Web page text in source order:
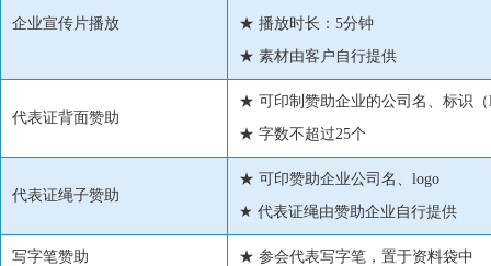
企业宣传片播放
★ 播放时长：5分钟
★ 素材由客户自行提供
代表证背面赞助
★ 可印制赞助企业的公司名、标识
★ 字数不超过25个
代表证绳子赞助
★ 可印赞助企业公司名、logo
★ 代表证绳由赞助企业自行提供
写字笔赞助 ★ 参会代表写字笔，置于资料袋中